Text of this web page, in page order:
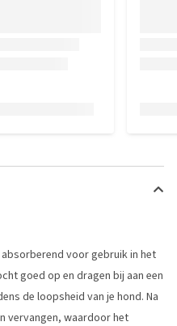
voor gebruik in het
goed op en dragen bij aan een
de loopsheid van je hond. Na
vervangen, waardoor het